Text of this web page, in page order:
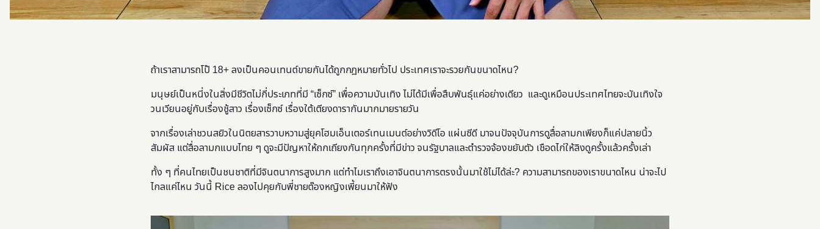
ถ้าเราสามารถโป๊ 18+ ลงเป็นคอนเทนต์ขายกันได้ถูกกฎหมายทั่วไป ประเทศเราจะรวยกันขนาดไหน?​
มนุษย์เป็นหนี่งในสิ่งมีชีวิตไม่กี่ประเภทที่มี “เซ็กซ์” เพื่อความบันเทิง ไม่ได้มีเพื่อสืบพันธุ์แค่อย่างเดียว และดูเหมือนประเทศไทยจะบันเทิงใจ
วนเวียนอยู่กับเรื่องชู้สาว เรื่องเซ็กซ์ เรื่องใต้เตียงดารากันมากมายรายวัน
จากเรื่องเล่าชวนสยิวในนิตยสารวาบหวามสู่ยุคโฮมเอ็นเตอร์เทนเมนต์อย่างวิดีโอ แผ่นซีดี มาจนปัจจุบันการดูสื่อลามกเพียงก็แค่ปลายนิ้ว
สัมผัส แต่สื่อลามกแบบไทย ๆ ดูจะมีปัญหาให้ถกเถียงกันทุกครั้งที่มีข่าว จนรัฐบาลและตำรวจจ้องขยับตัว เชือดไก่ให้ลิงดูครั้งแล้วครั้งเล่า
ทั้ง ๆ ที่คนไทยเป็นชนชาติที่มีจินตนาการสูงมาก แต่ทำไมเราถึงเอาจินตนาการตรงนั้นมาใช้ไม่ได้ล่ะ? ความสามารถของเราขนาดไหน น่าจะไป
ไกลแค่ไหน วันนี้ Rice ลองไปคุยกับพี่ชายต๊องหญิงเพี้ยนมาให้ฟัง